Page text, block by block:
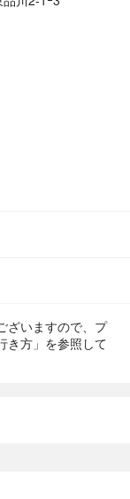
ざいますので、プ
き方」を参照して